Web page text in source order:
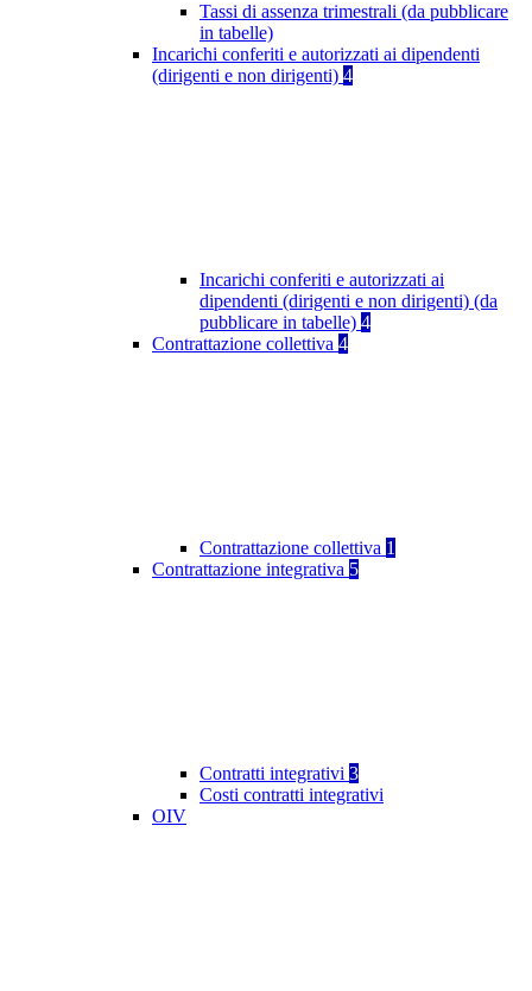
Tassi di assenza trimestrali (da pubblicare
in tabelle)
Incarichi conferiti e autorizzati ai dipendenti
(dirigenti e non dirigenti) 4
Incarichi conferiti e autorizzati ai
dipendenti (dirigenti e non dirigenti) (da
pubblicare in tabelle) 4
Contrattazione collettiva 4
Contrattazione collettiva 1
Contrattazione integrativa 5
Contratti integrativi 3
Costi contratti integrativi
OIV